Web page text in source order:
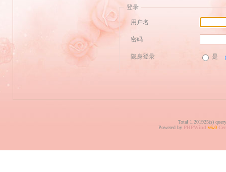
登录
用户名
密码
隐身登录 是
Total 1.201925(s)
Powered by PHPWind v6.0